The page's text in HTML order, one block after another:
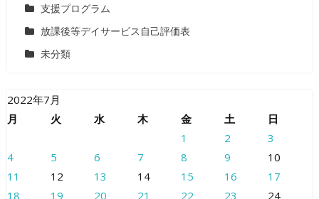
支援プログラム
放課後等デイサービス自己評価表
未分類
2022年7月
月
火 水 木 金 土
日
1
2
3
4
5 6 7 8 9
10
11
12 13 14 15 16
17
18
19 20 21 22 23 24